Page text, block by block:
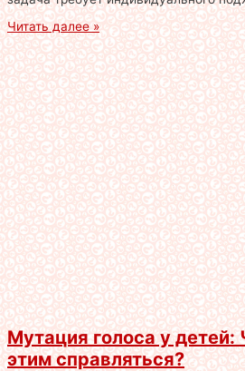
Читать далее »
Мутация голоса у детей:
этим справляться?